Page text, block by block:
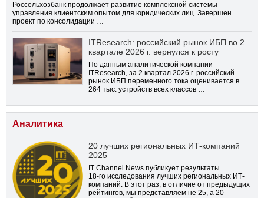
Россельхозбанк продолжает развитие комплексной системы
управления клиентским опытом для юридических лиц. Завершен
проект по консолидации …
ITResearch: российский рынок ИБП во 2
квартале 2026 г. вернулся к росту
По данным аналитической компании
ITResearch, за 2 квартал 2026 г. российский
рынок ИБП переменного тока оценивается в
264 тыс. устройств всех классов …
Аналитика
20 лучших региональных ИТ-компаний
2025
IT Channel News публикует результаты
18-го исследования лучших региональных ИТ-
компаний. В этот раз, в отличие от предыдущих
рейтингов, мы представляем не 25, а 20